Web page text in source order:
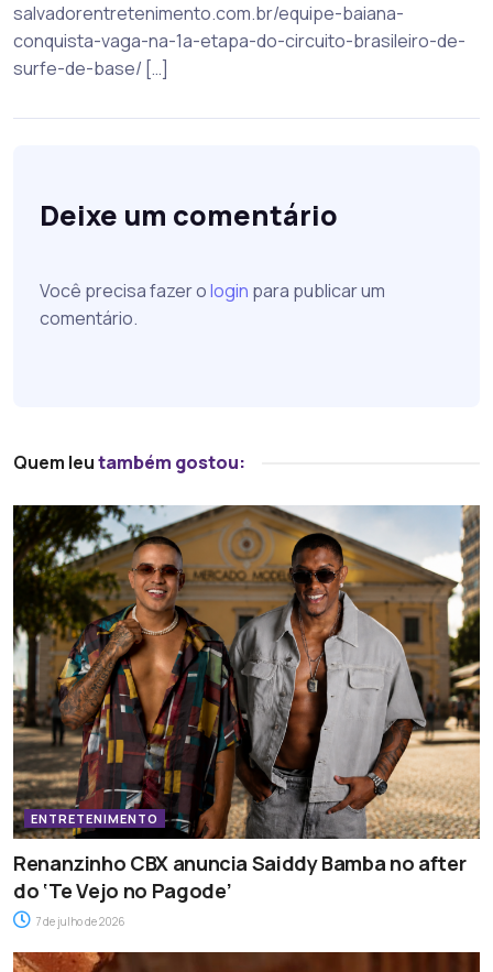
salvadorentretenimento.com.br/equipe-baiana-
conquista-vaga-na-1a-etapa-do-circuito-brasileiro-de-
surfe-de-base/ […]
Deixe um comentário
Você precisa fazer ologin para publicar um
comentário.
Quem leutambém gostou:
ENTRETENIMENTO
Renanzinho CBX anuncia Saiddy Bamba no after
do ‘Te Vejo no Pagode’
7 de julho de 2026